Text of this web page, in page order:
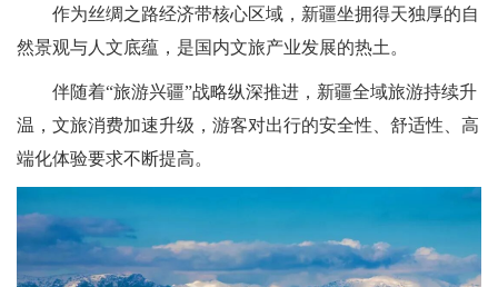
作为丝绸之路经济带核心区域，新疆坐拥得天独厚的自
然景观与人文底蕴，是国内文旅产业发展的热土。
伴随着“旅游兴疆”战略纵深推进，新疆全域旅游持续升
温，文旅消费加速升级，游客对出行的安全性、舒适性、高
端化体验要求不断提高。